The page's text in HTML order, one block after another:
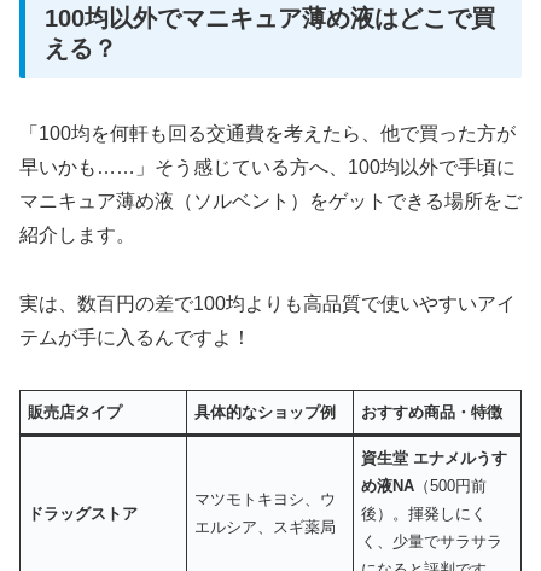
100均以外でマニキュア薄め液はどこで買
える？
「100均を何軒も回る交通費を考えたら、他で買った方が
早いかも……」そう感じている方へ、100均以外で手頃に
マニキュア薄め液（ソルベント）をゲットできる場所をご
紹介します。
実は、数百円の差で100均よりも高品質で使いやすいアイ
テムが手に入るんですよ！
販売店タイプ 具体的なショップ例 おすすめ商品・特徴
ドラッグストア
マツモトキヨシ、ウ
エルシア、スギ薬局
資生堂 エナメルうす
め液NA （500円前
後）。揮発しにく
く、少量でサラサラ